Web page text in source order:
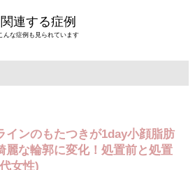
関連する症例
んな症例も見られています
インのもたつきが1day小顔脂肪
麗な輪郭に変化！処置前と処置
女性)